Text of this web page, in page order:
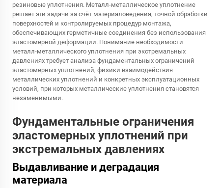
резиновые уплотнения. Металл-металлическое уплотнение
решает эти задачи за счёт материаловедения, точной обработки
поверхностей и контролируемых процедур монтажа,
обеспечивающих герметичные соединения без использования
эластомерной деформации. Понимание необходимости
металл-металлического уплотнения при экстремальных
давлениях требует анализа фундаментальных ограничений
эластомерных уплотнений, физики взаимодействия
металлических уплотнений и конкретных эксплуатационных
условий, при которых металлические уплотнения становятся
незаменимыми.
Фундаментальные ограничения
эластомерных уплотнений при
экстремальных давлениях
Выдавливание и деградация
материала